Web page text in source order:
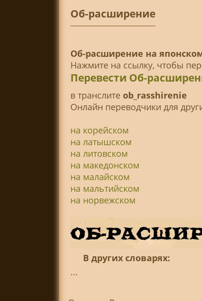
Об-расширение
Об-расширение на
Нажмите на ссылку, чтобы
Перевести Об-
в транслитe ob_rasshirenie
Онлайн переводчики для
на корейском
на латышском
на литовском
на македонском
на малайском
на мальтийском
на норвежском
В других словарях:
...